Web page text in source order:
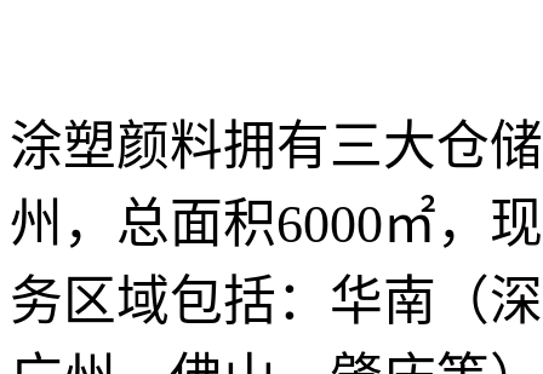
涂塑颜料拥有三大仓
州，总面积6000㎡，
务区域包括：华南（